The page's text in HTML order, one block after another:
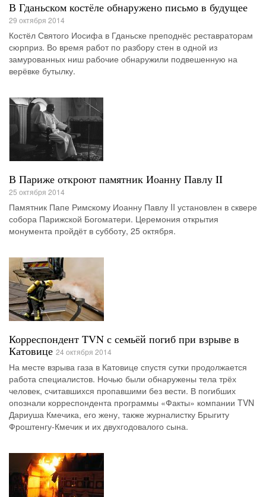
В Гданьском костёле обнаружено письмо в будущее
29 октября 2014
Костёл Святого Иосифа в Гданьске преподнёс реставраторам
сюрприз. Во время работ по разбору стен в одной из
замурованных ниш рабочие обнаружили подвешенную на
верёвке бутылку.
В Париже откроют памятник Иоанну Павлу II
25 октября 2014
Памятник Папе Римскому Иоанну Павлу II установлен в сквере
собора Парижской Богоматери. Церемония открытия
монумента пройдёт в субботу, 25 октября.
Корреспондент TVN с семьёй погиб при взрыве в
Катовице 24 октября 2014
На месте взрыва газа в Катовице спустя сутки продолжается
работа специалистов. Ночью были обнаружены тела трёх
человек, считавшихся пропавшими без вести. В погибших
опознали корреспондента программы «Факты» компании TVN
Дариуша Кмечика, его жену, также журналистку Брыгиту
Фроштенгу-Кмечик и их двухгодовалого сына.